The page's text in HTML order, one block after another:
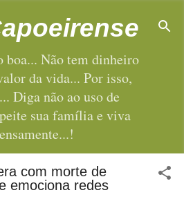
o conteúdo principal
Não tem dinheiro
da vida... Por isso,
Diga não ao uso de
sua família e viva
com morte de
emociona redes